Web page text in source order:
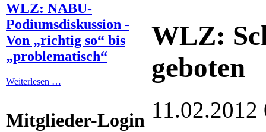
WLZ: NABU-
Podiumsdiskussion -
Von „richtig so“ bis
„problematisch“
Weiterlesen …
Mitglieder-Login
WLZ:
geboten
11.02.2012